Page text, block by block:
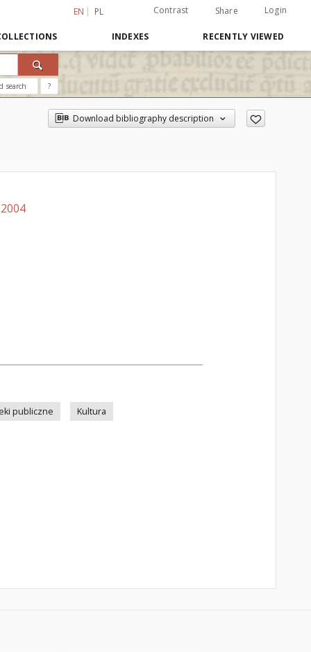
EN PL Contrast Share Login
INDEXES RECENTLY VIEWED
search ?
Download bibliography description
publiczne
Kultura